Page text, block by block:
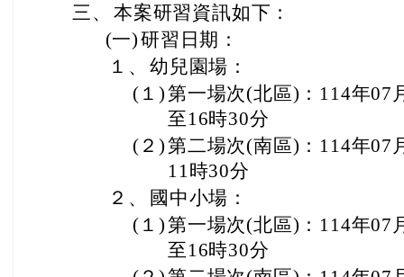
三、 本案研習資訊如下：
(一)研習日期：
１、 幼兒園場：
(１)第一場次(北區)：114年07
至16時30分
(２)第二場次(南區)：114年07
11時30分
２、
國中小場：
(１)第一場次(北區)：114年07
至16時30分